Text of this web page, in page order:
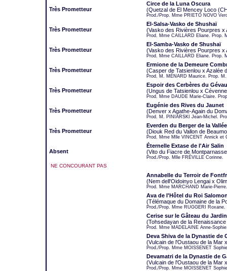
Très Prometteur
Circe de la Luna Oscura
(Quetzal de El Mencey Loco
Prod./Prop. Mme PRIETO NOVO
Très Prometteur
El-Salsa-Vasko de Shushaï
(Vasko des Rivières Pourpres x
Prod. Mme CAILLARD Eliane. Prop.
Très Prometteur
El-Samba-Vasko de Shushaï
(Vasko des Rivières Pourpres x
Prod. Mme CAILLARD Eliane. Prop.
Très Prometteur
Ermione de la Demeure
(Casper de Tatsienlou x Azalée
Prod. M. MÉNARD Maurice. Prop.
Très Prometteur
Espoir des Cerbères du
(Ungus de Tatsienlou x
Prod. Mme DAUDE Marie-Claire.
Très Prometteur
Eugénie des Rives du Jaunet
(Denver x Agathe-Again du
Prod. M. PINIARSKI Jean-Michel.
Très Prometteur
Everden du Berger de la
(Diouk Red du Vallon de
Prod. Mme Mlle VINCENT Annick et
Absent
Éternelle Extase de l'Air Salin
(Vito du Fiacre de
Prod./Prop. Mlle FRÉVILLE Corinne.
NE CONCOURANT PAS
Annabelle du Terroir de
(Nem dell'Oidoinyo Lengai x
Prod. Mme MARCHAND Marie-
Ava de l'Hôtel du Roi
(Télémaque du Domaine de la
Prod./Prop. Mme RUGGERI Roxane.
Cerise sur le Gâteau du
(Tohsedayan de la
Prod. Mme MADELAINE Anne-
Deva Shiva de la Dynastie de
(Vulcain de l'Oustaou de la Mar
Prod./Prop. Mme MOISSENET
Devamatri de la Dynastie de
(Vulcain de l'Oustaou de la Mar
Prod./Prop. Mme MOISSENET